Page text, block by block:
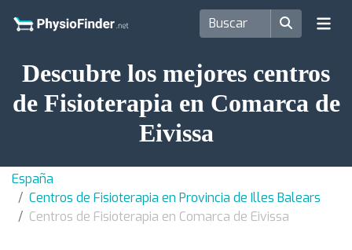
Descubre los mejores centros
de Fisioterapia en Comarca de
Eivissa
España
Centros de Fisioterapia en Provincia de Illes Balears
Centros de Fisioterapia en Comarca de Eivissa